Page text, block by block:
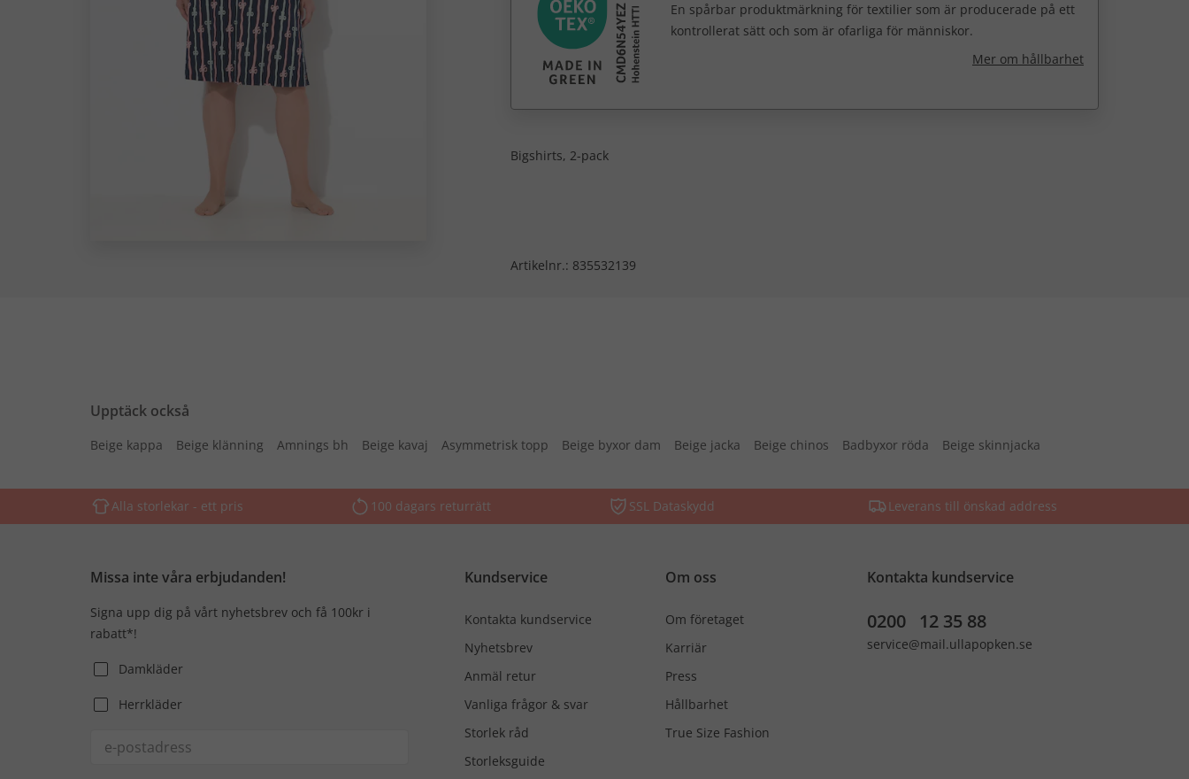
En spårbar produktmärkning för textilier som är producerade på ett
kontrollerat sätt och som är ofarliga för människor.
Mer om hållbarhet
Bigshirts, 2-pack
Artikelnr.: 835532139
Upptäck också
Beige kappa Beige klänning Amnings bh Beige kavaj Asymmetrisk topp Beige byxor dam Beige jacka Beige chinos Badbyxor röda Beige skinnjacka
Alla storlekar - ett pris 100 dagars returrätt SSL Dataskydd Leverans till önskad address
Missa inte våra erbjudanden!
Signa upp dig på vårt nyhetsbrev och få 100kr i
rabatt*!
Damkläder
Herrkläder
Kundservice
Kontakta kundservice
Nyhetsbrev
Anmäl retur
Vanliga frågor & svar
Storlek råd
Storleksguide
Om oss
Om företaget
Karriär
Press
Hållbarhet
True Size Fashion
Kontakta kundservice
0200 12 35 88
service@mail.ullapopken.se